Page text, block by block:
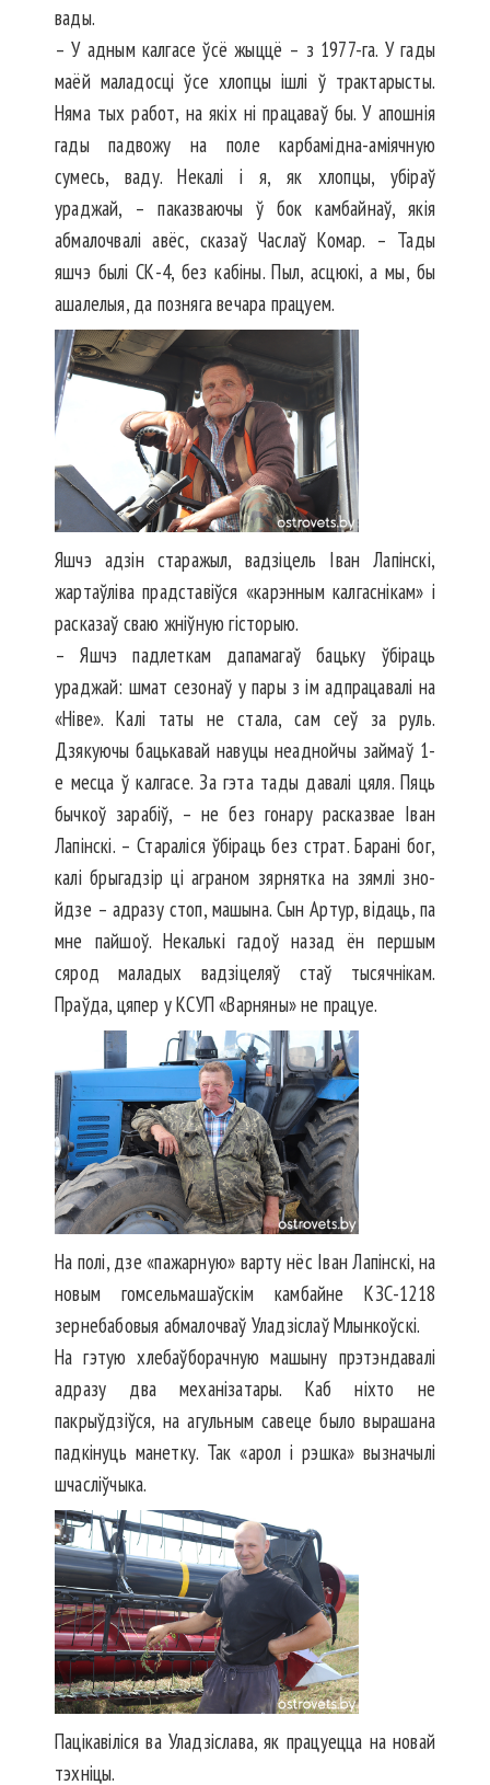
вады.
– У адным калгасе ўсё жыццё – з 1977-га. У гады
маёй маладосці ўсе хлопцы ішлі ў трактарыс­ты.
Няма тых работ, на якіх ні працаваў бы. У апошнія
гады падвожу на поле карбамідна-аміячную
сумесь, ваду. Некалі і я, як хлопцы, убіраў
ураджай, – паказваючы ў бок камбайнаў, якія
абмалочвалі авёс, сказаў Часлаў Комар. – Тады
яшчэ былі СК-4, без кабіны. Пыл, асцюкі, а мы, бы
ашалелыя, да позняга вечара працуем.
Яшчэ адзін старажыл, вадзі­цель Іван Лапінскі,
жартаўліва прад­ставіўся «карэнным калгаснікам» і
расказаў сваю жніўную гісторыю.
– Яшчэ падлеткам дапамагаў бацьку ўбіраць
ураджай: шмат сезонаў у пары з ім адпрацавалі на
«Ніве». Калі таты не стала, сам сеў за руль.
Дзякуючы бацькавай навуцы неаднойчы займаў 1-
е месца ў калгасе. За гэта тады давалі цяля. Пяць
бычкоў зарабіў, – не без гонару расказвае Іван
Лапінскі. – Стараліся ўбіраць без страт. Барані бог,
калі брыгадзір ці аграном зярнятка на зямлі зно­
йдзе – адразу стоп, машына. Сын Артур, відаць, па
мне пайшоў. Некалькі гадоў назад ён першым
сярод маладых вадзіцеляў стаў тысячнікам.
Праўда, цяпер у КСУП «Варняны» не працуе.
На полі, дзе «пажарную» варту нёс Іван Лапінскі, на
новым гомсельмашаўскім камбайне КЗС-1218
зернебабовыя абмалочваў Уладзіслаў Млынкоўскі.
На гэтую хлебаўборачную машыну прэтэндавалі
адразу два механізатары. Каб ніхто не
пакрыўдзіўся, на агульным савеце было вырашана
падкінуць манетку. Так «арол і рэшка» вызначылі
шчасліўчыка.
Пацікавіліся ва Уладзіслава, як працуецца на новай
тэхніцы.